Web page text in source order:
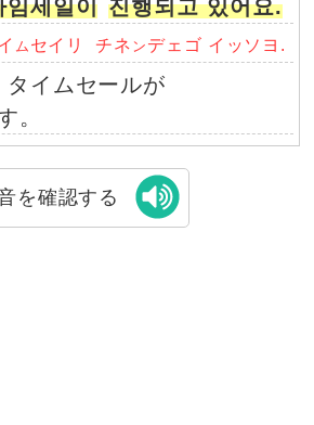
임세일이 진행되고 있어요.
ム セイリ チネ ン デェゴ イッソヨ.
タイムセールが
。
を確認する